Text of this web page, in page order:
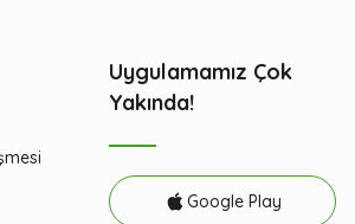
Uygulamamız Çok
Yakında!
Google Play